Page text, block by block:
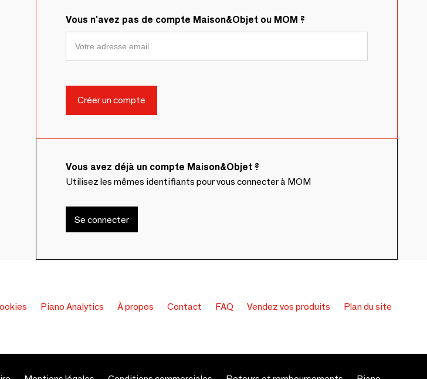
Vous n'avez pas de compte Maison&Objet ou MOM ?
Vous avez déjà un compte Maison&Objet ?
Utilisez les mêmes identifiants pour vous connecter à MOM
Se connecter
Piano Analytics À propos Contact FAQ Vendez vos produits Plan du site